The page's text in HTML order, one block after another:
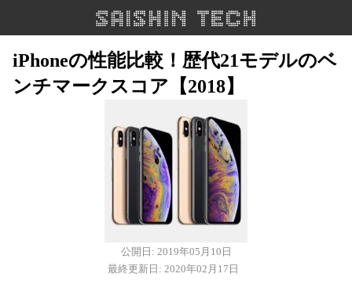
iPhoneの性能比較！歴代21モデルのベ
ンチマークスコア【2018】
公開日: 2019年05月10日
最終更新日: 2020年02月17日